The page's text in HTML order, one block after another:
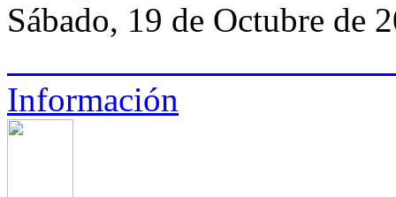
Sábado, 19 de Octubre de
Información